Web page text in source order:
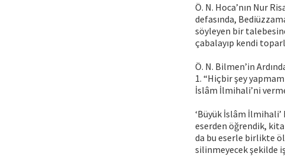
Ö. N. Hoca’nın Nur
defasında,
söyleyen bir
çabalayıp kendi
Ö. N. Bilmen’in
1. “Hiçbir şey
İslâm İlmihali’ni
‘Büyük İslâm
eserden öğrendik,
da bu eserle birlikte
silinmeyecek şekilde